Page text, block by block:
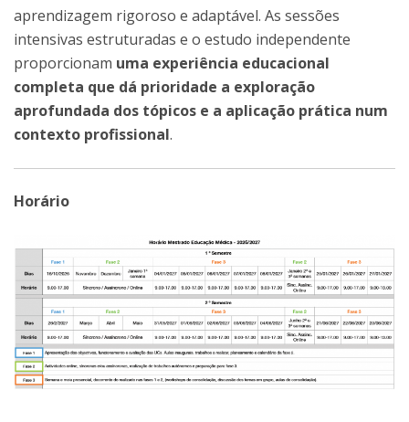
aprendizagem rigoroso e adaptável. As sessões
intensivas estruturadas e o estudo independente
proporcionam uma experiência educacional
completa que dá prioridade a exploração
aprofundada dos tópicos e a aplicação prática num
contexto profissional.
Horário